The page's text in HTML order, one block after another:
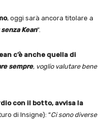
, oggi sarà ancora titolare a
senza Kean“.
c’è anche quella di
sempre, voglio valutare bene
con il botto, avvisa la
di Insigne): “Ci sono diverse